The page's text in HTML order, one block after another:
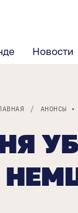
Новости
/ АНОНСЫ •